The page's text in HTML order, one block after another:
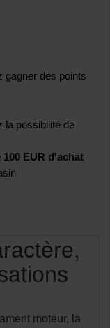
gagner des points
la possibilité de
EUR d'achat
moteur, la